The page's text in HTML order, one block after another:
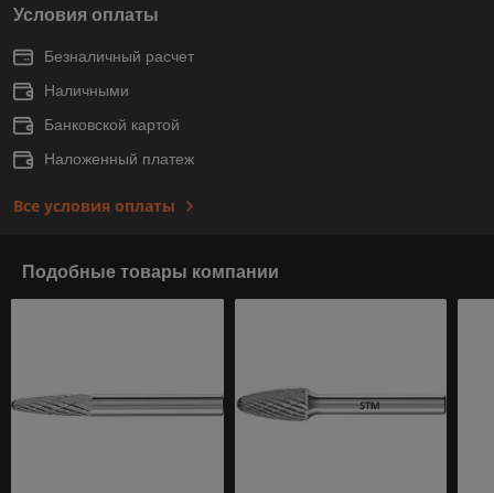
Условия оплаты
Безналичный расчет
Наличными
Банковской картой
Наложенный платеж
Все условия оплаты
Подобные товары компании